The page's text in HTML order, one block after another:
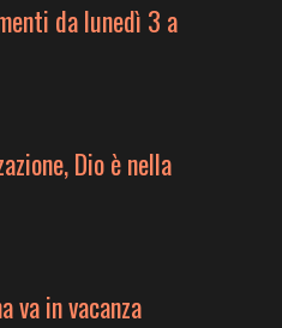
da lunedì 3 a
Dio è nella
va in vacanza